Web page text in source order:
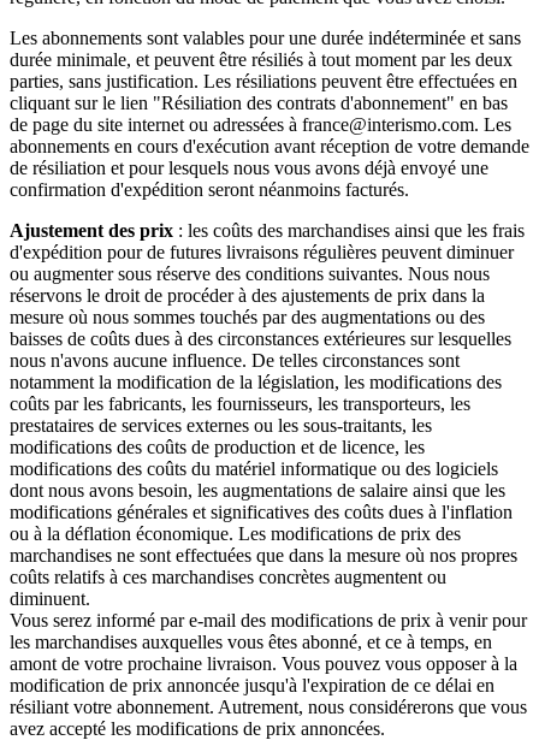
Les abonnements sont valables pour une durée indéterminée et sans
durée minimale, et peuvent être résiliés à tout moment par les deux
parties, sans justification. Les résiliations peuvent être effectuées en
cliquant sur le lien "Résiliation des contrats d'abonnement" en bas
de page du site internet ou adressées à france@interismo.com. Les
abonnements en cours d'exécution avant réception de votre demande
de résiliation et pour lesquels nous vous avons déjà envoyé une
confirmation d'expédition seront néanmoins facturés.
Ajustement des prix : les coûts des marchandises ainsi que les frais
d'expédition pour de futures livraisons régulières peuvent diminuer
ou augmenter sous réserve des conditions suivantes. Nous nous
réservons le droit de procéder à des ajustements de prix dans la
mesure où nous sommes touchés par des augmentations ou des
baisses de coûts dues à des circonstances extérieures sur lesquelles
nous n'avons aucune influence. De telles circonstances sont
notamment la modification de la législation, les modifications des
coûts par les fabricants, les fournisseurs, les transporteurs, les
prestataires de services externes ou les sous-traitants, les
modifications des coûts de production et de licence, les
modifications des coûts du matériel informatique ou des logiciels
dont nous avons besoin, les augmentations de salaire ainsi que les
modifications générales et significatives des coûts dues à l'inflation
ou à la déflation économique. Les modifications de prix des
marchandises ne sont effectuées que dans la mesure où nos propres
coûts relatifs à ces marchandises concrètes augmentent ou
diminuent.
Vous serez informé par e-mail des modifications de prix à venir pour
les marchandises auxquelles vous êtes abonné, et ce à temps, en
amont de votre prochaine livraison. Vous pouvez vous opposer à la
modification de prix annoncée jusqu'à l'expiration de ce délai en
résiliant votre abonnement. Autrement, nous considérerons que vous
avez accepté les modifications de prix annoncées.